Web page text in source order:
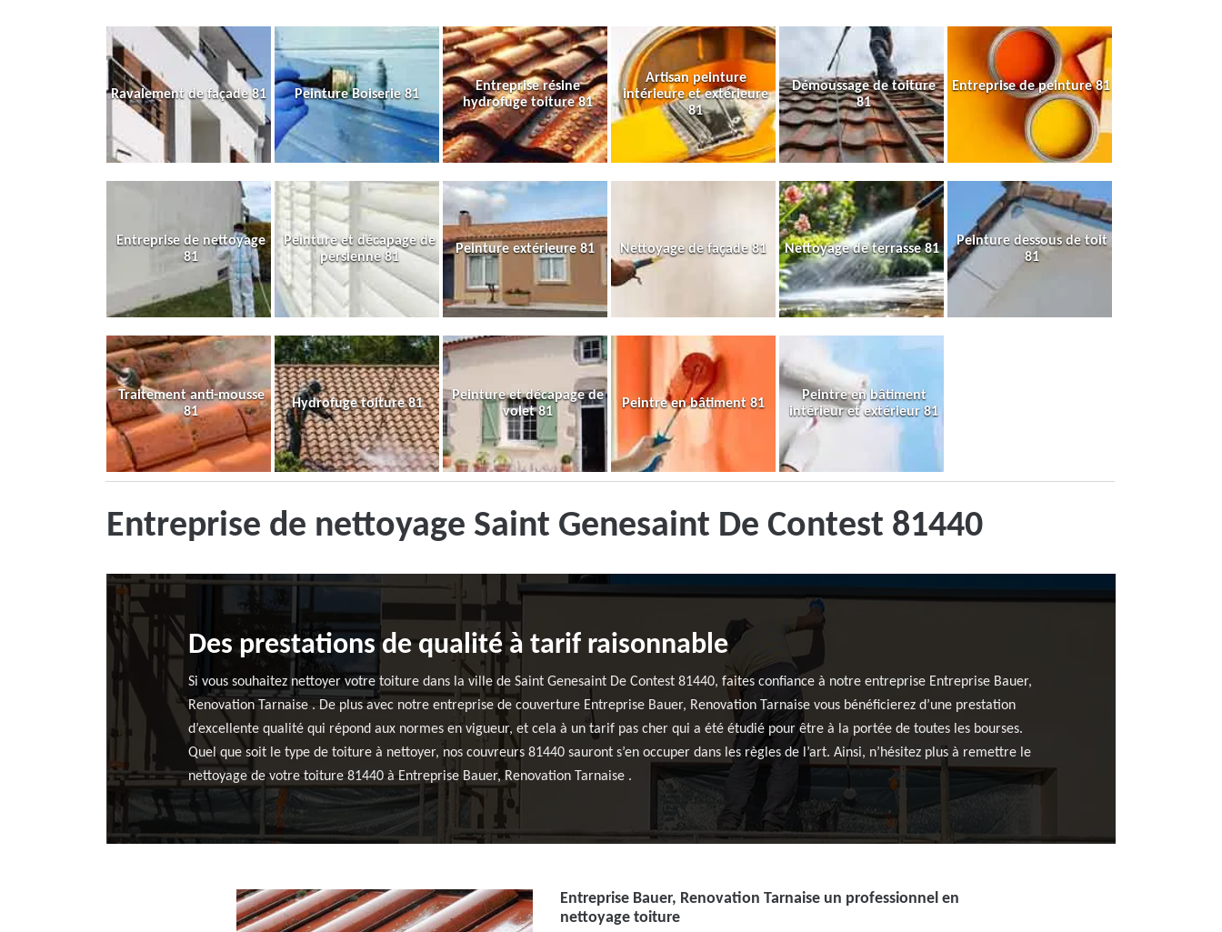
Ravalement de façade 81 Peinture Boiserie 81
Entreprise résine
hydrofuge toiture 81
Artisan peinture
intérieure et extérieure
81
Démoussage de toiture
81
Entreprise de peinture 81
Entreprise de nettoyage
81
Peinture et décapage de
persienne 81
Peinture extérieure 81 Nettoyage de façade 81 Nettoyage de terrasse 81
Peinture dessous de toit
81
Traitement anti-mousse
81
Hydrofuge toiture 81
Peinture et décapage de
volet 81
Peintre en bâtiment 81
Peintre en bâtiment
intérieur et extérieur 81
Entreprise de nettoyage Saint Genesaint De Contest 81440
Des prestations de qualité à tarif raisonnable
Si vous souhaitez nettoyer votre toiture dans la ville de Saint Genesaint De Contest 81440, faites confiance à notre entreprise Entreprise Bauer,
Renovation Tarnaise . De plus avec notre entreprise de couverture Entreprise Bauer, Renovation Tarnaise vous bénéficierez d’une prestation
d’excellente qualité qui répond aux normes en vigueur, et cela à un tarif pas cher qui a été étudié pour être à la portée de toutes les bourses.
Quel que soit le type de toiture à nettoyer, nos couvreurs 81440 sauront s’en occuper dans les règles de l’art. Ainsi, n’hésitez plus à remettre le
nettoyage de votre toiture 81440 à Entreprise Bauer, Renovation Tarnaise .
Entreprise Bauer, Renovation Tarnaise un professionnel en
nettoyage toiture